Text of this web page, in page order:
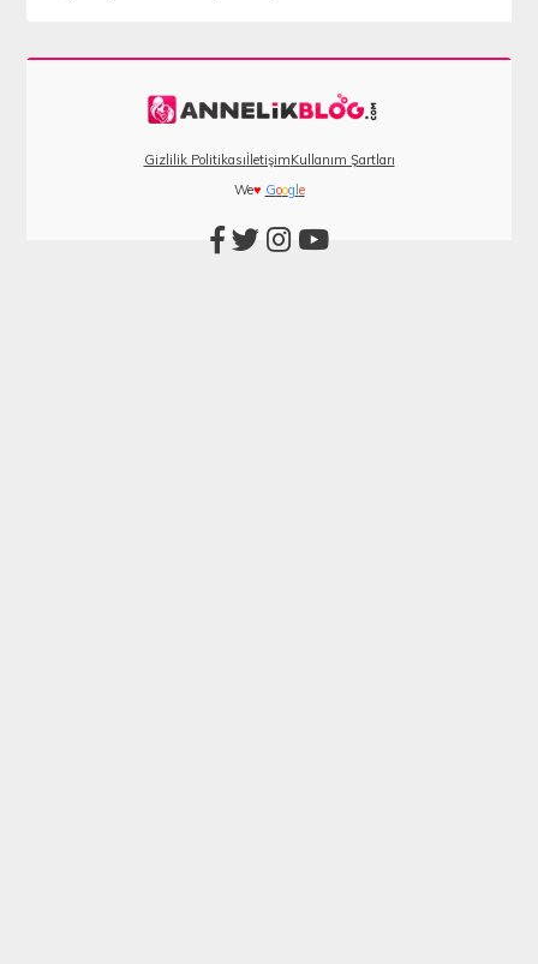
Gizlilik PolitikasıİletişimKullanım Şartları
We♥ Goog e